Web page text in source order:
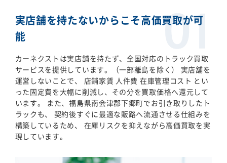
実店舗を持たないからこそ高価買取が可
能
カーネクストは実店舗を持たず、全国対応のトラック買取
サービスを提供しています。（一部離島を除く） 実店舗を
運営しないことで、 店舗家賃 人件費 在庫管理コスト とい
った固定費を大幅に削減し、その分を買取価格へ還元して
います。 また、福島県南会津郡下郷町でお引き取りしたト
ラックも、 契約後すぐに最適な販路へ流通させる仕組みを
構築しているため、 在庫リスクを抑えながら高価買取を実
現しています。